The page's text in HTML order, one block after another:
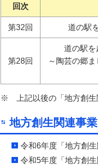
回次
第32回 道の駅
第28回
道の駅を
～陶芸の郷
※ 上記以後の「地方創生
地方創生関連事
令和6年度「地方創
令和5年度「地方創